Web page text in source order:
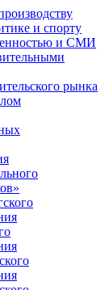
и спорту
и СМИ
рынка